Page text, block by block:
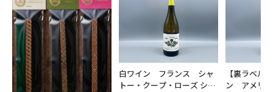
白ワイン フランス シャ
トー・クープ・ローズ シャ
【裏ラベル
ン アメリ